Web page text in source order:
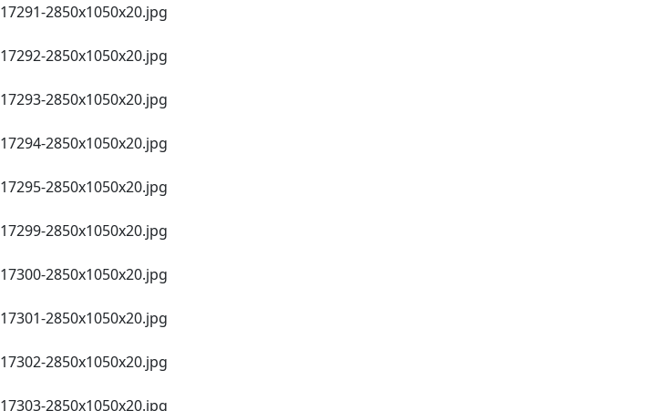
17291-2850х1050х20.jpg
17292-2850х1050х20.jpg
17293-2850х1050х20.jpg
17294-2850х1050х20.jpg
17295-2850х1050х20.jpg
17299-2850х1050х20.jpg
17300-2850х1050х20.jpg
17301-2850х1050х20.jpg
17302-2850х1050х20.jpg
17303-2850х1050х20.jpg